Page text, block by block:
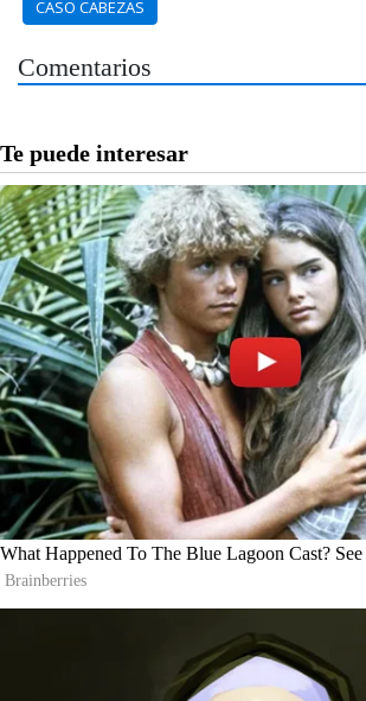
CASO CABEZAS
Comentarios